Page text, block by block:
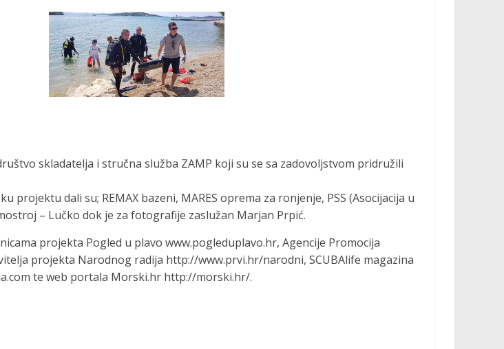
skladatelja i stručna služba ZAMP koji su se sa zadovoljstvom pridružili
dali su; REMAX bazeni, MARES oprema za ronjenje, PSS (Asocijacija u
– Lučko dok je za fotografije zaslužan Marjan Prpić.
projekta Pogled u plavo www.pogleduplavo.hr, Agencije Promocija
projekta Narodnog radija http://www.prvi.hr/narodni, SCUBAlife magazina
te web portala Morski.hr http://morski.hr/.